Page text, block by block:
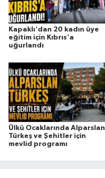
Kapaklı'dan 20 kadın üye
eğitim için Kıbrıs'a
uğurlandı
Ülkü Ocaklarında Alparslan
Türkeş ve Şehitler için
mevlid programı